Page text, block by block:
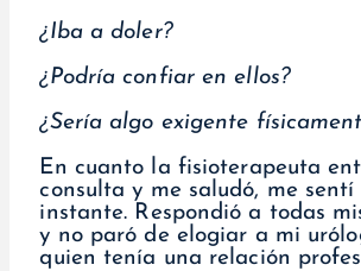
¿Iba a doler?
¿Podría confiar en ellos?
¿Sería algo exigente
En cuanto la fisioterapeuta
consulta y me saludó, me
instante. Respondió a todas
y no paró de elogiar a mi
quien tenía una relación